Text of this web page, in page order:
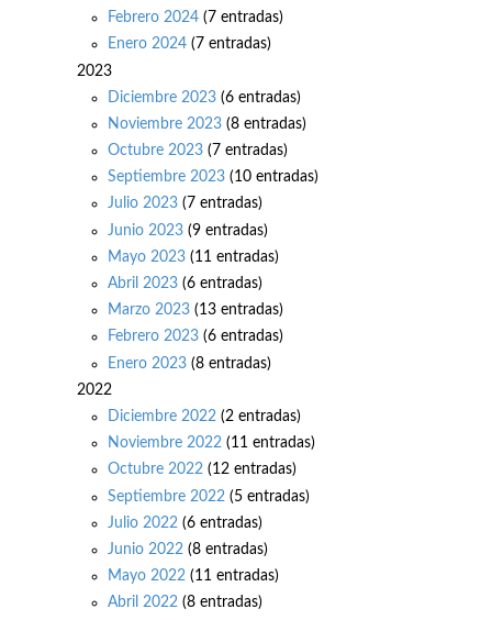
Febrero 2024 (7 entradas)
Enero 2024 (7 entradas)
2023
Diciembre 2023 (6 entradas)
Noviembre 2023 (8 entradas)
Octubre 2023 (7 entradas)
Septiembre 2023 (10 entradas)
Julio 2023 (7 entradas)
Junio 2023 (9 entradas)
Mayo 2023 (11 entradas)
Abril 2023 (6 entradas)
Marzo 2023 (13 entradas)
Febrero 2023 (6 entradas)
Enero 2023 (8 entradas)
2022
Diciembre 2022 (2 entradas)
Noviembre 2022 (11 entradas)
Octubre 2022 (12 entradas)
Septiembre 2022 (5 entradas)
Julio 2022 (6 entradas)
Junio 2022 (8 entradas)
Mayo 2022 (11 entradas)
Abril 2022 (8 entradas)